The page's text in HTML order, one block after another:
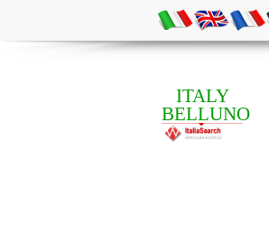
ITALY
BELLUNO